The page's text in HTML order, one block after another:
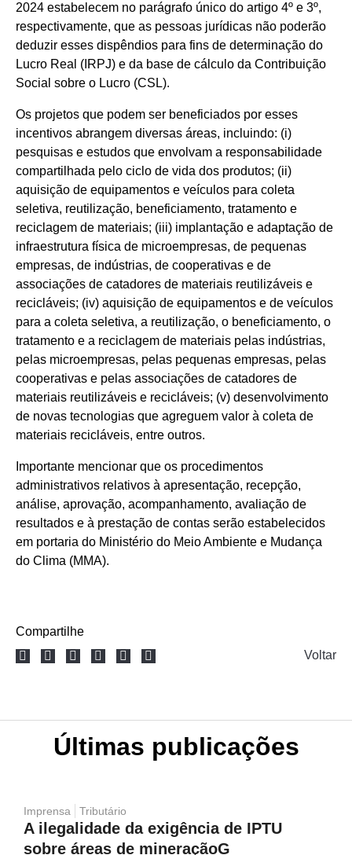
2024 estabelecem no parágrafo único do artigo 4º e 3º,
respectivamente, que as pessoas jurídicas não poderão
deduzir esses dispêndios para fins de determinação do
Lucro Real (IRPJ) e da base de cálculo da Contribuição
Social sobre o Lucro (CSL).
Os projetos que podem ser beneficiados por esses
incentivos abrangem diversas áreas, incluindo: (i)
pesquisas e estudos que envolvam a responsabilidade
compartilhada pelo ciclo de vida dos produtos; (ii)
aquisição de equipamentos e veículos para coleta
seletiva, reutilização, beneficiamento, tratamento e
reciclagem de materiais; (iii) implantação e adaptação de
infraestrutura física de microempresas, de pequenas
empresas, de indústrias, de cooperativas e de
associações de catadores de materiais reutilizáveis e
recicláveis; (iv) aquisição de equipamentos e de veículos
para a coleta seletiva, a reutilização, o beneficiamento, o
tratamento e a reciclagem de materiais pelas indústrias,
pelas microempresas, pelas pequenas empresas, pelas
cooperativas e pelas associações de catadores de
materiais reutilizáveis e recicláveis; (v) desenvolvimento
de novas tecnologias que agreguem valor à coleta de
materiais recicláveis, entre outros.
Importante mencionar que os procedimentos
administrativos relativos à apresentação, recepção,
análise, aprovação, acompanhamento, avaliação de
resultados e à prestação de contas serão estabelecidos
em portaria do Ministério do Meio Ambiente e Mudança
do Clima (MMA).
Compartilhe
Voltar
Últimas publicações
Imprensa Tributário
A ilegalidade da exigência de IPTU
sobre áreas de mineraçãoG